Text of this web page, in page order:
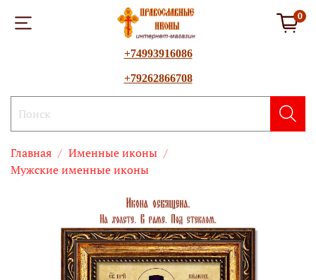
0
+74993916086
+79262866708
Главная
Именные иконы
Мужские именные иконы